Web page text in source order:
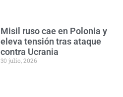
Misil ruso cae en Polonia y
eleva tensión tras ataque
contra Ucrania
30 julio, 2026